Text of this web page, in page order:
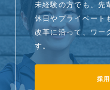
未経験の方でも、先
休日やプライベート
改革に沿って、ワー
す。
採